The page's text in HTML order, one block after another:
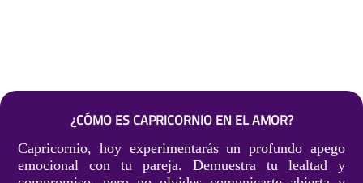
¿CÓMO ES CAPRICORNIO EN EL AMOR?
Capricornio, hoy experimentarás un profundo apego
emocional con tu pareja. Demuestra tu lealtad y